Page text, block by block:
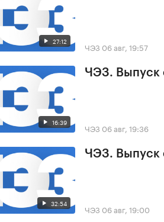
27:12 ЧЭЗ 06 авг, 19:57
16:39
ЧЭЗ. Выпуск
ЧЭЗ 06 авг, 19:36
32:54
ЧЭЗ. Выпуск
ЧЭЗ 06 авг, 19:00